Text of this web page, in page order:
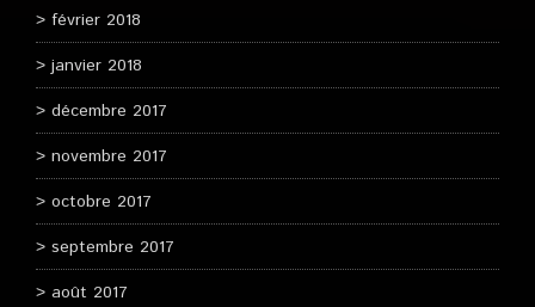
février 2018
janvier 2018
décembre 2017
novembre 2017
octobre 2017
septembre 2017
août 2017